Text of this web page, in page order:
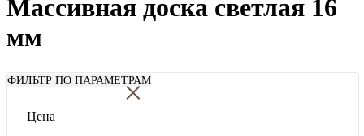
Массивная доска светлая 16
мм
ФИЛЬТР ПО ПАРАМЕТРАМ
×
Цена